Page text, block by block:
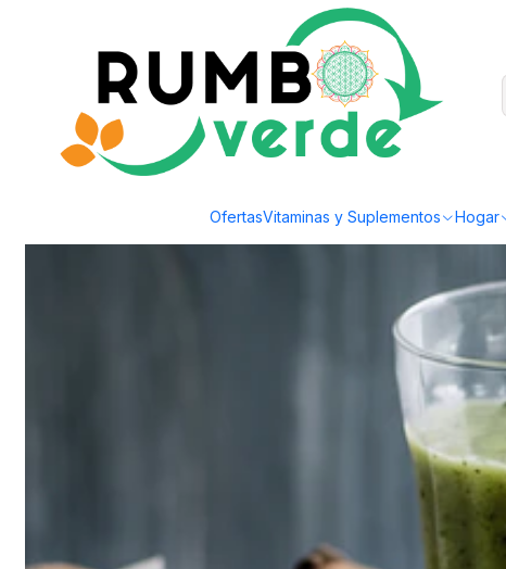
OfertasVitaminas y Suplementos Hogar
Envío gratis por compras sobre los 59.990 en la provincia de Santiago
Tu Rumbo Verde Claves fundamentales para prevenir el cáncer
Claves